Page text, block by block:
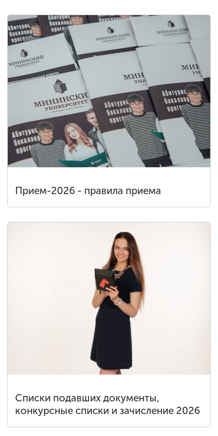
Прием-2026 - правила приема
Списки подавших документы,
конкурсные списки и зачисление 2026